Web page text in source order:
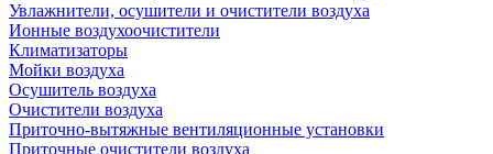
Увлажнители, осушители и очистители воздуха
Ионные воздухоочистители
Климатизаторы
Мойки воздуха
Осушитель воздуха
Очистители воздуха
Приточно-вытяжные вентиляционные установки
Приточные очистители воздуха